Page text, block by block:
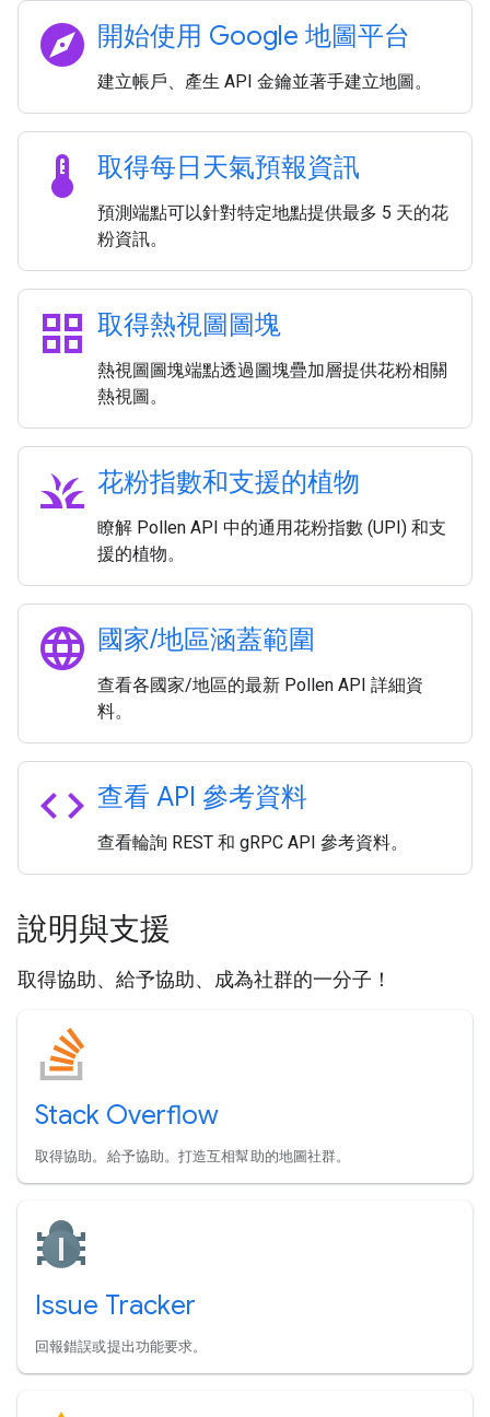
explore 開始使用 Google 地圖平台
建立帳戶、產生 API 金鑰並著手建立地圖。
thermostat 取得每日天氣預報資訊
預測端點可以針對特定地點提供最多 5 天的花
粉資訊。
grid_view 取得熱視圖圖塊
熱視圖圖塊端點透過圖塊疊加層提供花粉相關
熱視圖。
grass 花粉指數和支援的植物
瞭解 Pollen API 中的通用花粉指數 (UPI) 和支
援的植物。
language 國家/地區涵蓋範圍
查看各國家/地區的最新 Pollen API 詳細資
料。
code 查看 API 參考資料
查看輪詢 REST 和 gRPC API 參考資料。
說明與支援
取得協助、給予協助、成為社群的一分子！
Stack Overflow
取得協助。給予協助。打造互相幫助的地圖社群。
Issue Tracker
回報錯誤或提出功能要求。